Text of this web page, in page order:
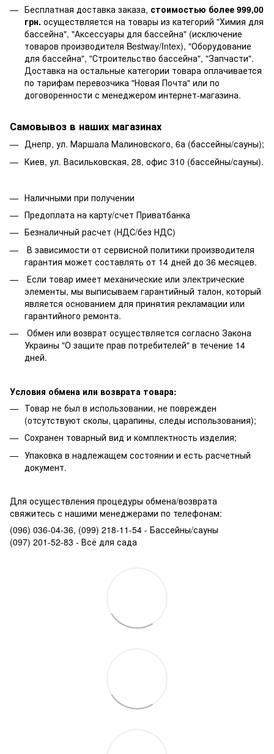
Бесплатная доставка заказа, стоимостью более 999,00
грн. осуществляется на товары из категорий "Химия для
бассейна", "Аксессуары для бассейна" (исключение
товаров производителя Bestway/Intex), "Оборудование
для бассейна", "Строительство бассейна", "Запчасти".
Доставка на остальные категории товара оплачивается
по тарифам перевозчика "Новая Почта" или по
договоренности с менеджером интернет-магазина.
Самовывоз в наших магазинах
Днепр, ул. Маршала Малиновского, 6а (бассейны/сауны);
Киев, ул. Васильковская, 28, офис 310 (бассейны/сауны).
Наличными при получении
Предоплата на карту/счет Приватбанка
Безналичный расчет (НДС/без НДС)
В зависимости от сервисной политики производителя
гарантия может составлять от 14 дней до 36 месяцев.
Если товар имеет механические или электрические
элементы, мы выписываем гарантийный талон, который
является основанием для принятия рекламации или
гарантийного ремонта.
Обмен или возврат осуществляется согласно Закона
Украины "О защите прав потребителей" в течение 14
дней.
Условия обмена или возврата товара:
Товар не был в использовании, не поврежден
(отсутствуют сколы, царапины, следы использования);
Сохранен товарный вид и комплектность изделия;
Упаковка в надлежащем состоянии и есть расчетный
документ.
Для осуществления процедуры обмена/возврата
свяжитесь с нашими менеджерами по телефонам:
(096) 036-04-36, (099) 218-11-54 - Бассейны/сауны
(097) 201-52-83 - Всё для сада